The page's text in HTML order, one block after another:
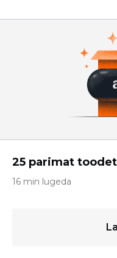
25 parimat
16 min lugeda